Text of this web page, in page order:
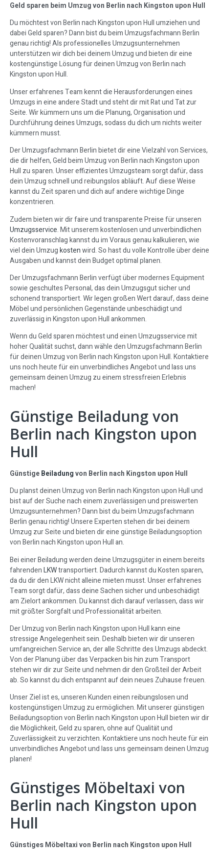
Geld sparen beim Umzug von Berlin nach Kingston upon Hull
Du möchtest von Berlin nach Kingston upon Hull umziehen und
dabei Geld sparen? Dann bist du beim Umzugsfachmann Berlin
genau richtig! Als professionelles Umzugsunternehmen
unterstützen wir dich bei deinem Umzug und bieten dir eine
kostengünstige Lösung für deinen Umzug von Berlin nach
Kingston upon Hull.
Unser erfahrenes Team kennt die Herausforderungen eines
Umzugs in eine andere Stadt und steht dir mit Rat und Tat zur
Seite. Wir kümmern uns um die Planung, Organisation und
Durchführung deines Umzugs, sodass du dich um nichts weiter
kümmern musst.
Der Umzugsfachmann Berlin bietet dir eine Vielzahl von Services,
die dir helfen, Geld beim Umzug von Berlin nach Kingston upon
Hull zu sparen. Unser effizientes Umzugsteam sorgt dafür, dass
dein Umzug schnell und reibungslos abläuft. Auf diese Weise
kannst du Zeit sparen und dich auf andere wichtige Dinge
konzentrieren.
Zudem bieten wir dir faire und transparente Preise für unseren
Umzugsservice. Mit unserem kostenlosen und unverbindlichen
Kostenvoranschlag kannst du im Voraus genau kalkulieren, wie
viel dein Umzugkostenwird. So hast du volle Kontrolle über deine
Ausgaben und kannst dein Budget optimal planen.
Der Umzugsfachmann Berlin verfügt über modernes Equipment
sowie geschultes Personal, das dein Umzugsgut sicher und
schonend transportiert. Wir legen großen Wert darauf, dass deine
Möbel und persönlichen Gegenstände unbeschädigt und
zuverlässig in Kingston upon Hull ankommen.
Wenn du Geld sparen möchtest und einen Umzugsservice mit
hoher Qualität suchst, dann wähle den Umzugsfachmann Berlin
für deinen Umzug von Berlin nach Kingston upon Hull. Kontaktiere
uns noch heute für ein unverbindliches Angebot und lass uns
gemeinsam deinen Umzug zu einem stressfreien Erlebnis
machen!
Günstige Beiladung von
Berlin nach Kingston upon
Hull
GünstigeBeiladungvon Berlin nach Kingston upon Hull
Du planst deinen Umzug von Berlin nach Kingston upon Hull und
bist auf der Suche nach einem zuverlässigen und preiswerten
Umzugsunternehmen? Dann bist du beim Umzugsfachmann
Berlin genau richtig! Unsere Experten stehen dir bei deinem
Umzug zur Seite und bieten dir eine günstige Beiladungsoption
von Berlin nach Kingston upon Hull an.
Bei einer Beiladung werden deine Umzugsgüter in einem bereits
fahrendenLKWtransportiert. Dadurch kannst du Kosten sparen,
da du dir den LKW nicht alleine mieten musst. Unser erfahrenes
Team sorgt dafür, dass deine Sachen sicher und unbeschädigt
am Zielort ankommen. Du kannst dich darauf verlassen, dass wir
mit größter Sorgfalt und Professionalität arbeiten.
Der Umzug von Berlin nach Kingston upon Hull kann eine
stressige Angelegenheit sein. Deshalb bieten wir dir unseren
umfangreichen Service an, der alle Schritte des Umzugs abdeckt.
Von der Planung über das Verpacken bis hin zum Transport
stehen wir dir zur Seite und nehmen dir den Großteil der Arbeit
ab. So kannst du dich entspannt auf dein neues Zuhause freuen.
Unser Ziel ist es, unseren Kunden einen reibungslosen und
kostengünstigen Umzug zu ermöglichen. Mit unserer günstigen
Beiladungsoption von Berlin nach Kingston upon Hull bieten wir dir
die Möglichkeit, Geld zu sparen, ohne auf Qualität und
Zuverlässigkeit zu verzichten. Kontaktiere uns noch heute für ein
unverbindliches Angebot und lass uns gemeinsam deinen Umzug
planen!
Günstiges Möbeltaxi von
Berlin nach Kingston upon
Hull
Günstiges Möbeltaxi von Berlin nach Kingston upon Hull